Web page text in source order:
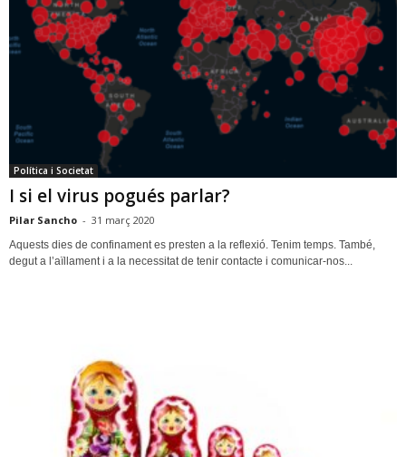
Política i Societat
I si el virus pogués parlar?
Pilar Sancho - 31 març 2020
Aquests dies de confinament es presten a la reflexió. Tenim temps. També,
degut a l’aïllament i a la necessitat de tenir contacte i comunicar-nos...